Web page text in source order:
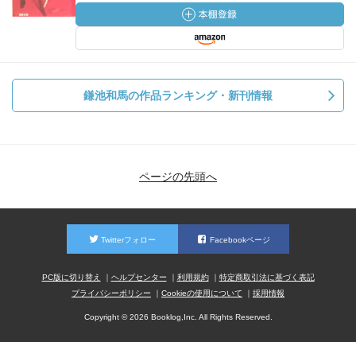
鎌池和馬の作品ランキング・新刊情報
ページの先頭へ
Twitterフォロー Facebookページ
PC版に切り替え ヘルプセンター 利用規約
特定商取引法に基づく表記
プライバシーポリシー
Cookieの使用について 採用情報
Copyright © 2026 Booklog,Inc. All Rights Reserved.